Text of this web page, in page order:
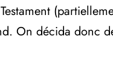
On décida donc